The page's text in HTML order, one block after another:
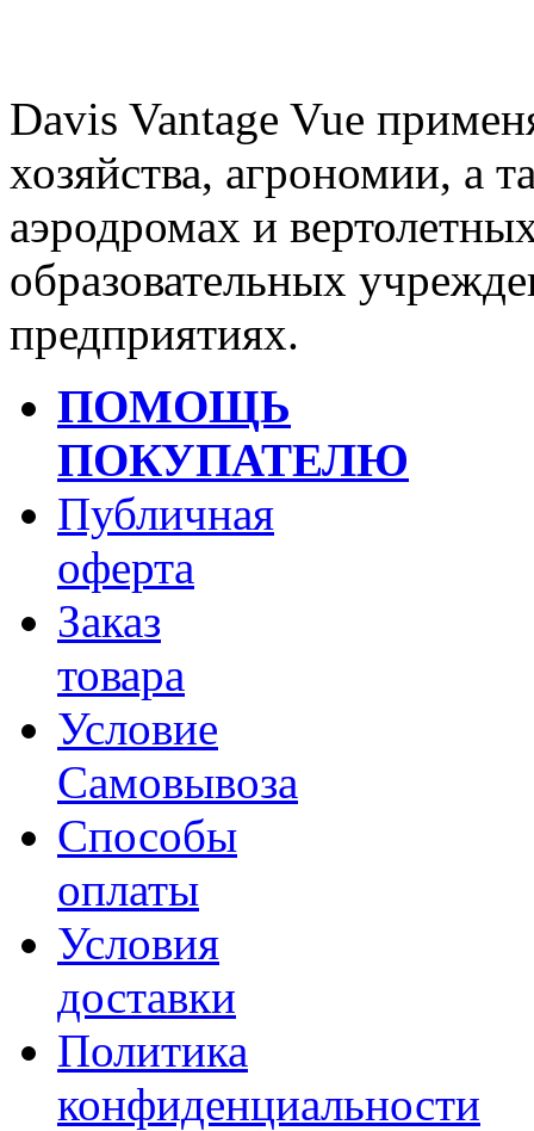
Davis Vantage Vue
хозяйства, агрономии, а
аэродромах и
образовательных
предприятиях.
ПОМОЩЬ
ПОКУПАТЕЛЮ
Публичная
оферта
Заказ
товара
Условие
Самовывоза
Способы
оплаты
Условия
доставки
Политика
конфиденциальности